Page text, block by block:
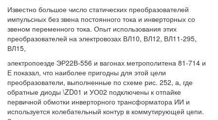
Известно большое число статических преобразователей
импульсных без звена постоянного тока и инверторных со
звеном переменного тока. Опыт использования этих
преобразователей на электровозах ВЛ10, ВЛ12, ВЛ11-295,
ВЛ15,
электропоезде ЭР22В-556 и вагонах метрополитена 81-714 и
Е показал, что наиболее пригодны для этой цели
преобразователи, выполненные по схеме рис. 252, а, где
обратные диоды \ZD01 и УО02 подключены к отпайке
первичной обмотки инверторного трансформатора ИИ и
используется колебательный контур в коммутирующей цепи.